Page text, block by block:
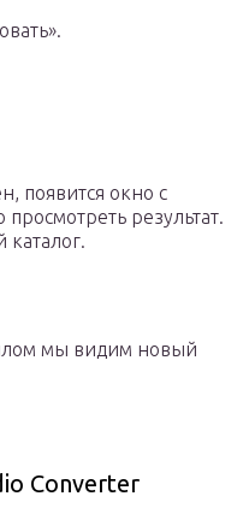
появится окно с
результат.
мы видим новый
Converter